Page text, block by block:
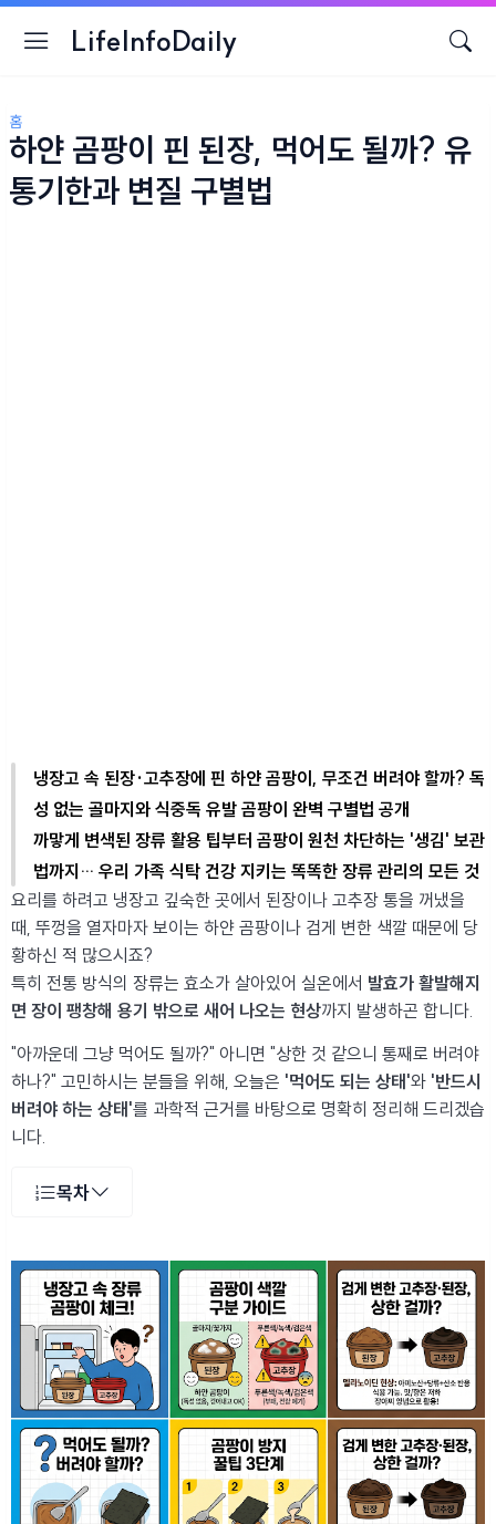
LifeInfoDaily
홈
하얀 곰팡이 핀 된장, 먹어도 될까? 유
통기한과 변질 구별법
냉장고 속 된장·고추장에 핀 하얀 곰팡이, 무조건 버려야 할까? 독
성 없는 골마지와 식중독 유발 곰팡이 완벽 구별법 공개
까맣게 변색된 장류 활용 팁부터 곰팡이 원천 차단하는 '생김' 보관
법까지… 우리 가족 식탁 건강 지키는 똑똑한 장류 관리의 모든 것
요리를 하려고 냉장고 깊숙한 곳에서 된장이나 고추장 통을 꺼냈을
때, 뚜껑을 열자마자 보이는 하얀 곰팡이나 검게 변한 색깔 때문에 당
황하신 적 많으시죠?
특히 전통 방식의 장류는 효소가 살아있어 실온에서 발효가 활발해지
면 장이 팽창해 용기 밖으로 새어 나오는 현상까지 발생하곤 합니다.
"아까운데 그냥 먹어도 될까?" 아니면 "상한 것 같으니 통째로 버려야
하나?" 고민하시는 분들을 위해, 오늘은 '먹어도 되는 상태'와 '반드시
버려야 하는 상태'를 과학적 근거를 바탕으로 명확히 정리해 드리겠습
니다.
목차